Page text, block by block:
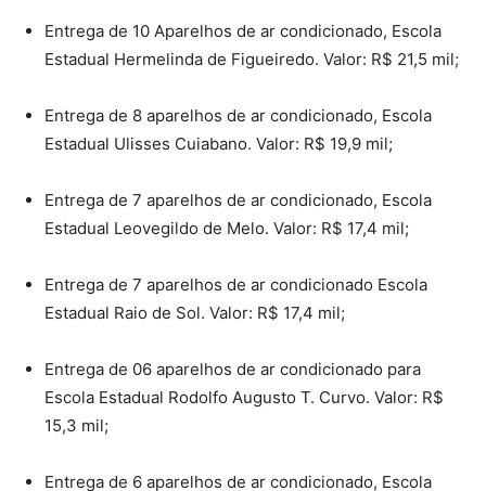
Entrega de 10 Aparelhos de ar condicionado, Escola
Estadual Hermelinda de Figueiredo. Valor: R$ 21,5 mil;
Entrega de 8 aparelhos de ar condicionado, Escola
Estadual Ulisses Cuiabano. Valor: R$ 19,9 mil;
Entrega de 7 aparelhos de ar condicionado, Escola
Estadual Leovegildo de Melo. Valor: R$ 17,4 mil;
Entrega de 7 aparelhos de ar condicionado Escola
Estadual Raio de Sol. Valor: R$ 17,4 mil;
Entrega de 06 aparelhos de ar condicionado para
Escola Estadual Rodolfo Augusto T. Curvo. Valor: R$
15,3 mil;
Entrega de 6 aparelhos de ar condicionado, Escola